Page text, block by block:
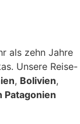
als zehn Jahre
Unsere Reise-
, Bolivien,
Patagonien